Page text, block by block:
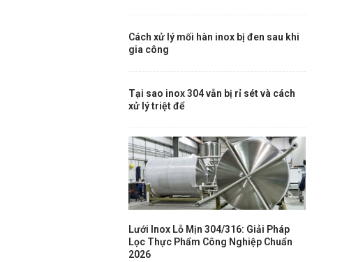
Cách xử lý mối hàn inox bị đen sau khi
gia công
Tại sao inox 304 vẫn bị rỉ sét và cách
xử lý triệt để
Lưới Inox Lỗ Mịn 304/316: Giải Pháp
Lọc Thực Phẩm Công Nghiệp Chuẩn
2026